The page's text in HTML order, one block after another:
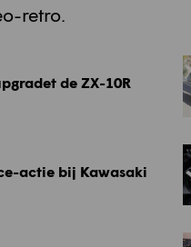
retro.
de ZX-10R
actie bij Kawasaki